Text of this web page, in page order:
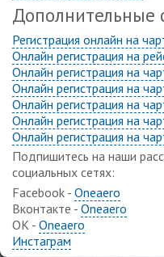
Дополнительные
Регистрация онлайн на
Онлайн регистрация на
Онлайн регистрация на
Онлайн регистрация на
Онлайн регистрация на
Онлайн регистрация на
Онлайн регистрация на
Подпишитесь на наши
социальных сетях:
Facebook - Oneaero
Вконтакте - Oneaero
ОК - Oneaero
Инстаграм